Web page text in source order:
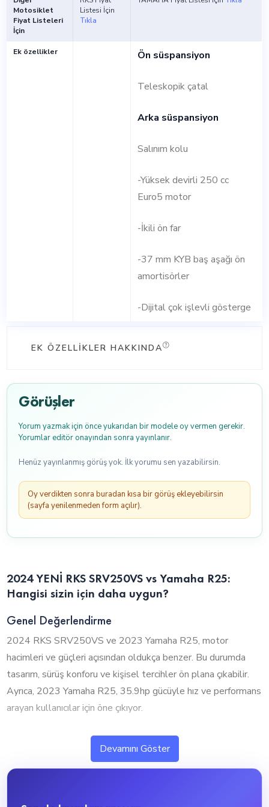
Motosiklet
Fiyat Listeleri
İçin
Listesi İçin
Tıkla
Ek özellikler Ön süspansiyon
Teleskopik çatal
Arka süspansiyon
Salınım kolu
-Yüksek devirli 250 cc
Euro5 motor
-İkili ön far
-37 mm KYB baş aşağı ön
amortisörler
-Dijital çok işlevli gösterge
EK ÖZELLIKLER HAKKINDA
Görüşler
Yorum yazmak için önce yukarıdan bir modele oy vermen gerekir.
Yorumlar editör onayından sonra yayınlanır.
Henüz yayınlanmış görüş yok. İlk yorumu sen yazabilirsin.
Oy verdikten sonra buradan kısa bir görüş ekleyebilirsin
(sayfa yenilenmeden form açılır).
2024 YENİ RKS SRV250VS vs Yamaha R25:
Hangisi sizin için daha uygun?
Genel Değerlendirme
2024 RKS SRV250VS ve 2023 Yamaha R25, motor
hacimleri ve güçleri açısından oldukça benzer. Bu durumda
tasarım, sürüş konforu ve kişisel tercihler ön plana çıkabilir.
Ayrıca, 2023 Yamaha R25, 35.9hp gücüyle hız ve performans
arayan kullanıcılar için öne çıkıyor.
1. Silindir Hacmi ve Performans
2024 RKS SRV250VS ve 2023 Yamaha R25, neredeyse
aynı motor hacmine sahip olup benzer performans sunuyor.
Devamını Göster